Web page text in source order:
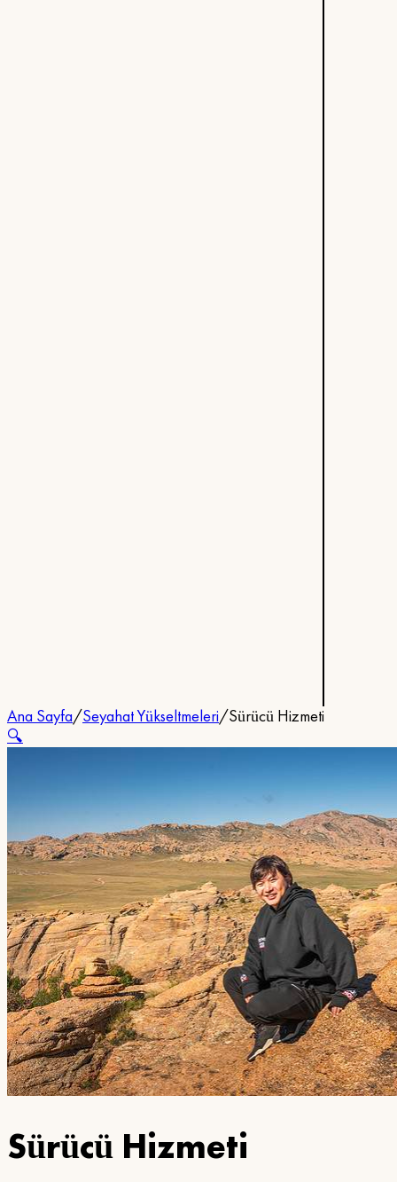
Ana Sayfa/Seyahat Yükseltmeleri/Sürücü Hizmeti
🔍
Sürücü Hizmeti